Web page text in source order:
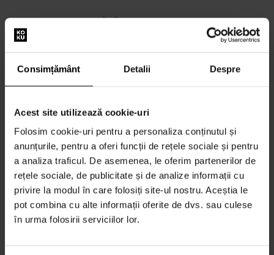
Consimțământ Detalii Despre
Acest site utilizează cookie-uri
Folosim cookie-uri pentru a personaliza conținutul și
anunțurile, pentru a oferi funcții de rețele sociale și pentru
a analiza traficul. De asemenea, le oferim partenerilor de
rețele sociale, de publicitate și de analize informații cu
privire la modul în care folosiți site-ul nostru. Aceștia le
pot combina cu alte informații oferite de dvs. sau culese
în urma folosirii serviciilor lor.
TOTUL DESPRE CUMPĂRĂTURI
Termeni și condiții
Politica de Confidențialitate
Când voi primi produsele comandate?
De ce parfumuri de la noi?
Rezistenta la apa
Ce este un tester de parfum?
Doar parfumuri originale
De ce să vă înregistrați la noi?